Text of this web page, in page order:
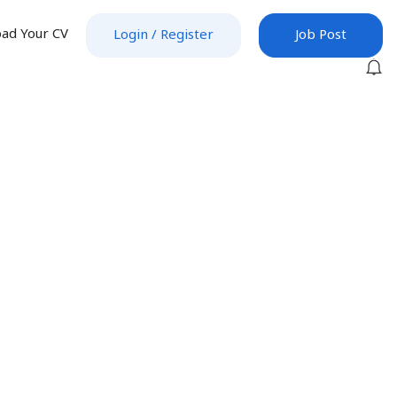
Your CV Login / Register Job Post